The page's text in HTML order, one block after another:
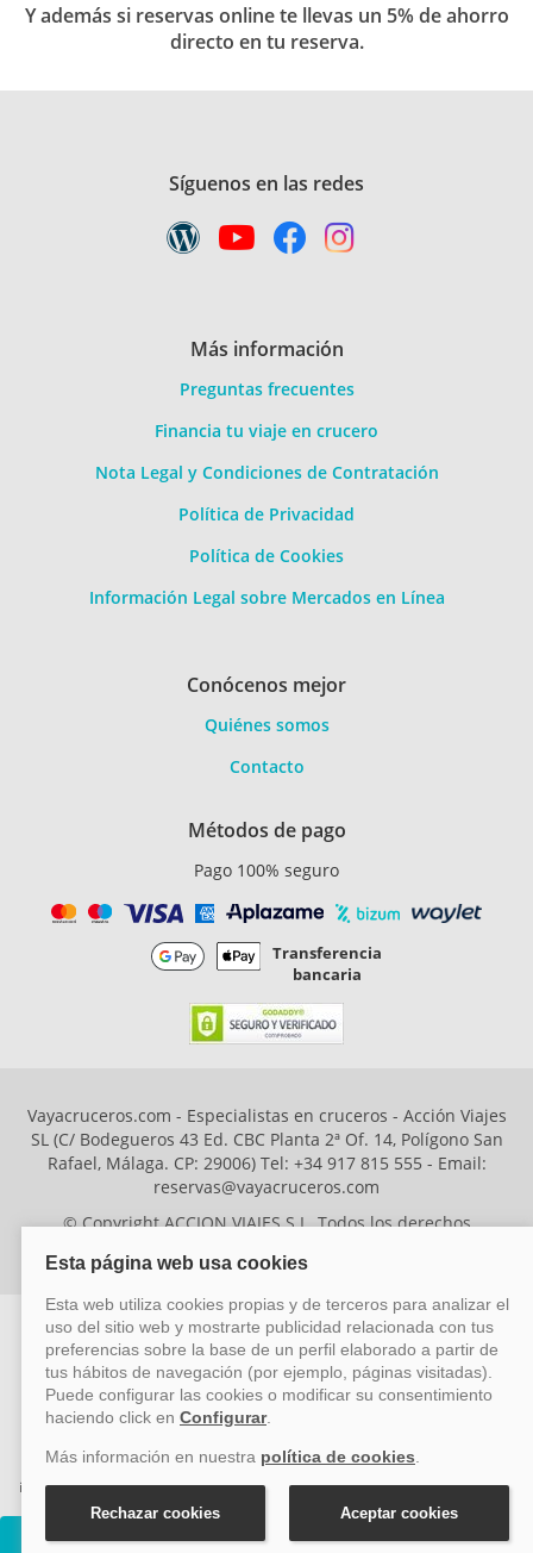
Cruceros Zuiderdam
Y además si reservas online te llevas un 5% de ahorro
directo en tu reserva.
Síguenos en las redes
Más información
Preguntas frecuentes
Financia tu viaje en crucero
Nota Legal y Condiciones de Contratación
Política de Privacidad
Política de Cookies
Información Legal sobre Mercados en Línea
Conócenos mejor
Quiénes somos
Contacto
Métodos de pago
Pago 100% seguro
Transferencia
bancaria
Vayacruceros.com - Especialistas en cruceros - Acción Viajes
SL (C/ Bodegueros 43 Ed. CBC Planta 2ª Of. 14, Polígono San
Rafael, Málaga. CP: 29006) Tel: +34 917 815 555 - Email:
reservas@vayacruceros.com
© Copyright ACCION VIAJES S.L. Todos los derechos
ACCION VIAJES SL ha sido beneficiaria del Fondo Europeo de Desarrollo
Regional (FEDER), cuyo objetivo es mejorar la competitividad de las pymes
mediante el impulso de la innovación, el desarrollo tecnológico, la
investigación de calidad y el uso seguro y fiable del ciberespacio. Gracias a
esta financiación, la empresa ha puesto en marcha un Plan de Acción
durante el año 2026 para reforzar su competitividad empresarial,
promoviendo la innovación y la ciberseguridad. Para ello, ha contado con el